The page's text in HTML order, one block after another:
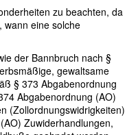
zu beachten, da
wann eine solche
der Bannbruch nach §
gewaltsame
§ 373 Abgabenordnung
Abgabenordnung (AO)
(Zollordnungswidrigkeiten)
Zuwiderhandlungen,